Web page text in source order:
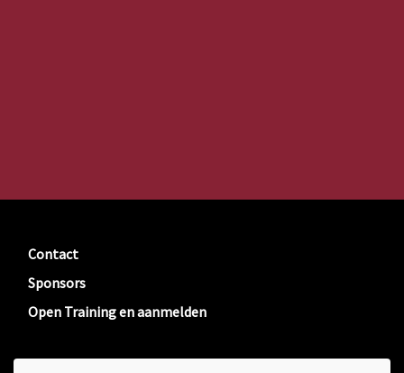
Contact
Sponsors
Open Training en aanmelden